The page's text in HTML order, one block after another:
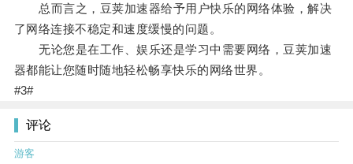
总而言之，豆荚加速器给予用户快乐的网络体验，解决
了网络连接不稳定和速度缓慢的问题。
无论您是在工作、娱乐还是学习中需要网络，豆荚加速
器都能让您随时随地轻松畅享快乐的网络世界。
#3#
评论
游客